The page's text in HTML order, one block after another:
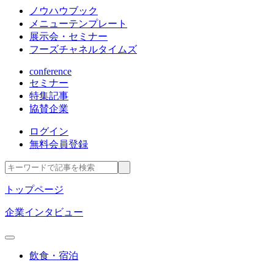
ノウハウブック
メニューテンプレート
展示会・セミナー
フーズチャネルタイムズ
conference
セミナー
特集記事
協賛企業
ログイン
無料会員登録
トップページ
企業インタビュー
飲食・宿泊